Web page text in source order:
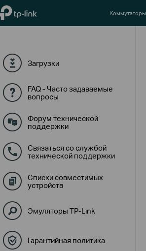
TP-Link, Reliably Smart Коммутаторы
Загрузки
FAQ - Часто задаваемые
вопросы
Форум технической
поддержки
Связаться со службой
технической поддержки
Списки совместимых
устройств
Эмуляторы TP-Link
Гарантийная политика